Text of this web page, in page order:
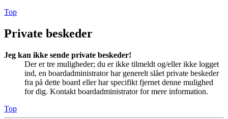
Top
Private beskeder
Jeg kan ikke sende private beskeder!
Der er tre muligheder; du er ikke tilmeldt og/eller ikke logget
ind, en boardadministrator har generelt slået private beskeder
fra på dette board eller har specifikt fjernet denne mulighed
for dig. Kontakt boardadministrator for mere information.
Top